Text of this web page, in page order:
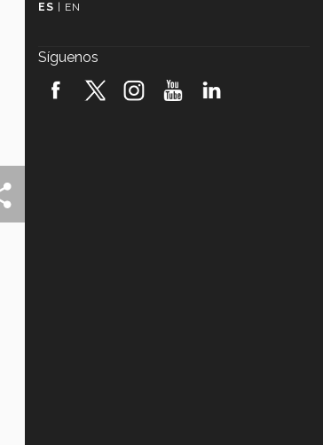
robótica FIRST 2026! (video)
ES
EN
Síguenos